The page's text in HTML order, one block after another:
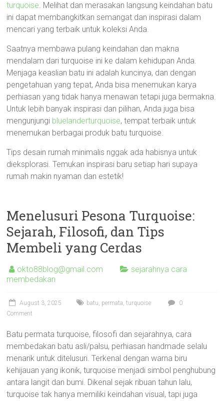
turquoise. Melihat dan merasakan langsung keindahan batu
ini dapat membangkitkan semangat dan inspirasi dalam
mencari yang terbaik untuk koleksi Anda.
Saatnya membawa pulang keindahan dan makna
mendalam dari turquoise ini ke dalam kehidupan Anda.
Menjaga keaslian batu ini adalah kuncinya, dan dengan
pengetahuan yang tepat, Anda bisa menemukan karya
perhiasan yang tidak hanya menawan tetapi juga bermakna.
Untuk lebih banyak inspirasi dan pilihan, Anda juga bisa
mengunjungi bluelanderturquoise, tempat terbaik untuk
menemukan berbagai produk batu turquoise.
Tips desain rumah minimalis nggak ada habisnya untuk
dieksplorasi. Temukan inspirasi baru setiap hari supaya
rumah makin nyaman dan estetik!
Menelusuri Pesona Turquoise:
Sejarah, Filosofi, dan Tips
Membeli yang Cerdas
okto88blog@gmail.com
sejarahnya cara
membedakan
August 3, 2025 batu, permata,turquoise
0
Comment
Batu permata turquoise, filosofi dan sejarahnya, cara
membedakan batu asli/palsu, perhiasan handmade selalu
menarik untuk ditelusuri. Terkenal dengan warna biru
kehijauan yang ikonik, turquoise menjadi simbol penghubung
antara langit dan bumi. Dikenal sejak ribuan tahun lalu,
turquoise tak hanya memiliki keindahan visual, tapi juga